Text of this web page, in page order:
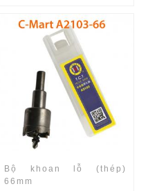
Bộ khoan lỗ (thép)
66mm